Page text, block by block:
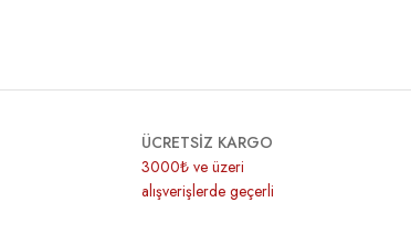
ÜCRETSİZ KARGO
3000₺ ve üzeri
alışverişlerde geçerli